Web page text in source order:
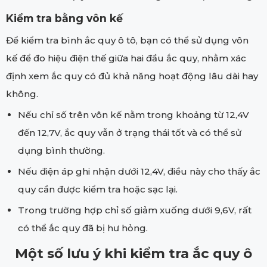
Kiểm tra bằng vôn kế
Để kiểm tra bình ắc quy ô tô, bạn có thể sử dụng vôn
kế để đo hiệu điện thế giữa hai đầu ắc quy, nhằm xác
định xem ắc quy có đủ khả năng hoạt động lâu dài hay
không.
Nếu chỉ số trên vôn kế nằm trong khoảng từ 12,4V
đến 12,7V, ắc quy vẫn ở trạng thái tốt và có thể sử
dụng bình thường.
Nếu điện áp ghi nhận dưới 12,4V, điều này cho thấy ắc
quy cần được kiểm tra hoặc sạc lại.
Trong trường hợp chỉ số giảm xuống dưới 9,6V, rất
có thể ắc quy đã bị hư hỏng.
Một số lưu ý khi kiểm tra ắc quy ô